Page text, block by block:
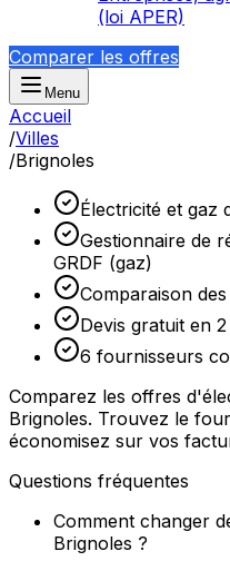
(loi APER)
Comparer les offres
Menu
Accueil
/Villes
/Brignoles
Électricité et gaz
Gestionnaire de
GRDF (gaz)
Comparaison
Devis gratuit en
6 fournisseurs
Comparez les offres
Brignoles. Trouvez le
économisez sur vos
Questions fréquentes
Comment changer
Brignoles ?